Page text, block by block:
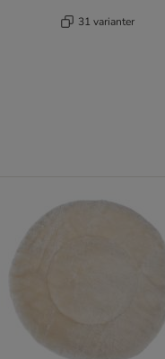
31 varianter